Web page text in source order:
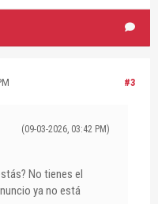
#3
(09-03-2026, 03:42 PM)
No tienes el
ya no está